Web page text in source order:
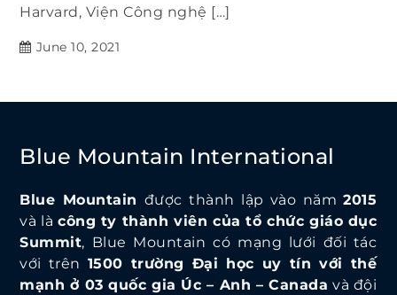
Harvard, Viện Công nghệ […]
June 10, 2021
Blue Mountain International
Blue Mountain được thành lập vào năm2015
và làcông ty thành viên của tổ chức giáo dục
Summit, Blue Mountain có mạng lưới đối tác
với trên 1500 trường Đại học uy tín với thế
mạnh ở 03 quốc gia Úc – Anh – Canada và đội